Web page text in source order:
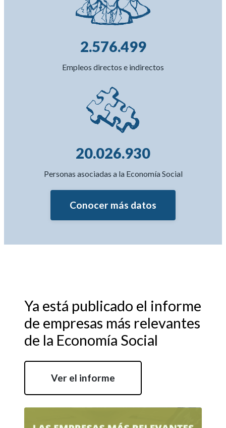
2.576.499
Empleos directos e indirectos
20.026.930
Personas asociadas a la Economía Social
Conocer más datos
Ya está publicado el informe
de empresas más relevantes
de la Economía Social
Ver el informe